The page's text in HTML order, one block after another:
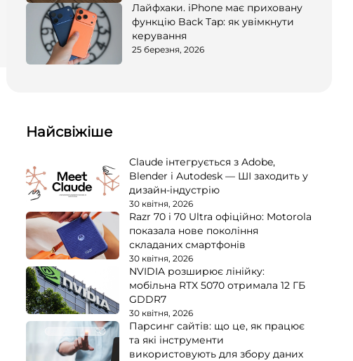
Лайфхаки. iPhone має приховану
функцію Back Tap: як увімкнути
керування
25 березня, 2026
Найсвіжіше
Claude інтегрується з Adobe,
Blender і Autodesk — ШІ заходить у
дизайн-індустрію
30 квітня, 2026
Razr 70 і 70 Ultra офіційно: Motorola
показала нове покоління
складаних смартфонів
30 квітня, 2026
NVIDIA розширює лінійку:
мобільна RTX 5070 отримала 12 ГБ
GDDR7
30 квітня, 2026
Парсинг сайтів: що це, як працює
та які інструменти
використовують для збору даних